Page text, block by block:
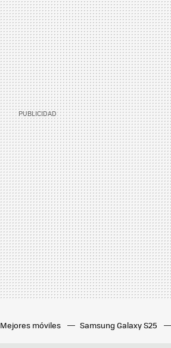
Mejores móviles Samsung Galaxy S25